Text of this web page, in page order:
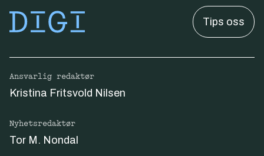
Tips oss
Ansvarlig redaktør
Kristina Fritsvold Nilsen
Nyhetsredaktør
Tor M. Nondal